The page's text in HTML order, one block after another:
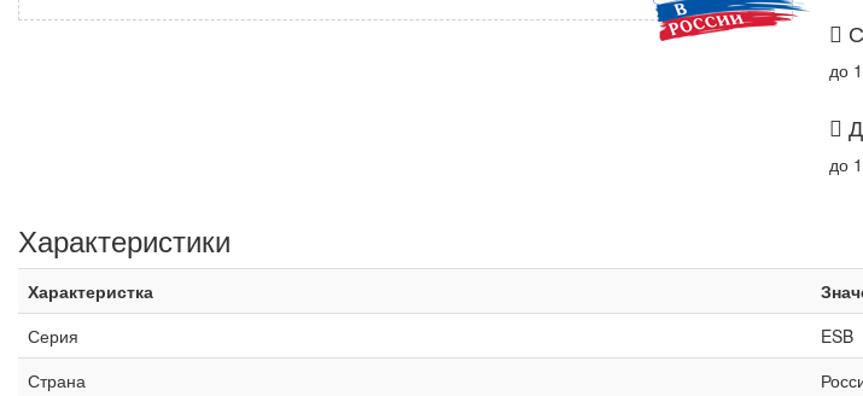
до
до
Характеристики
Характеристка
Серия
ESB
Страна